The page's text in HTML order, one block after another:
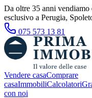
Da oltre 35 anni
esclusivo a Perugia,
075 573 13 81
Vendere casaComprare
casaImmobiliCalcolatori
con noi